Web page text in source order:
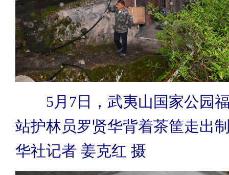
5月7日，武夷山国家公园福
站护林员罗贤华背着茶筐走出
华社记者 姜克红 摄